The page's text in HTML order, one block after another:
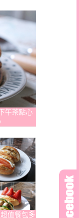
午茶點心
值餐包多